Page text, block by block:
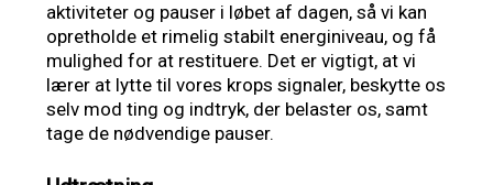
aktiviteter og pauser i løbet af dagen, så vi kan
opretholde et rimelig stabilt energiniveau, og få
mulighed for at restituere. Det er vigtigt, at vi
lærer at lytte til vores krops signaler, beskytte os
selv mod ting og indtryk, der belaster os, samt
tage de nødvendige pauser.